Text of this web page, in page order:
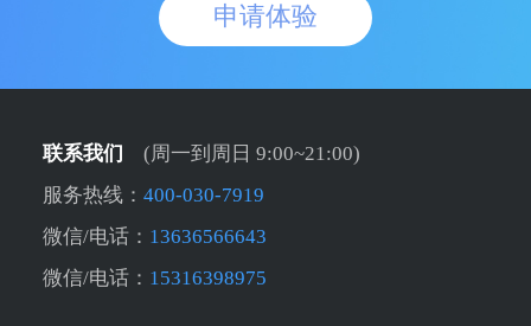
申请体验
联系我们
(周一到周日 9:00~21:00)
服务热线： 400-030-7919
微信/电话： 13636566643
微信/电话： 15316398975